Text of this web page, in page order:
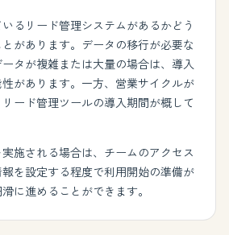
るリード管理システムがあるかどう
があります。データの移行が必要な
タが複雑または大量の場合は、導入
があります。一方、営業サイクルが
ード管理ツールの導入期間が概して
施される場合は、チームのアクセス
を設定する程度で利用開始の準備が
に進めることができます。